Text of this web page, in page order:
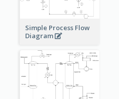
Simple Process Flow
Diagram